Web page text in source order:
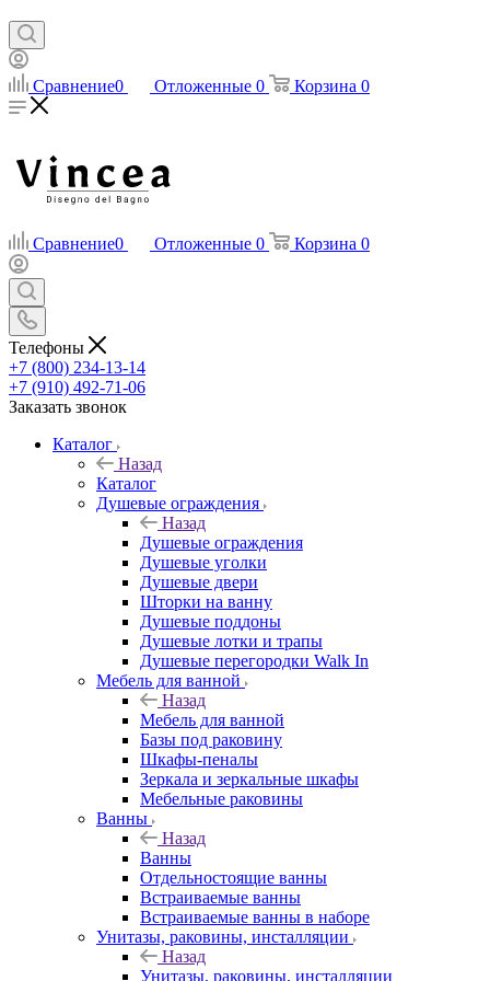
Сравнение0 Отложенные 0 Корзина 0
Сравнение0 Отложенные 0 Корзина 0
Телефоны
+7 (800) 234-13-14
+7 (910) 492-71-06
Заказать звонок
Каталог
Назад
Каталог
Душевые ограждения
Назад
Душевые ограждения
Душевые уголки
Душевые двери
Шторки на ванну
Душевые поддоны
Душевые лотки и трапы
Душевые перегородки Walk In
Мебель для ванной
Назад
Мебель для ванной
Базы под раковину
Шкафы-пеналы
Зеркала и зеркальные шкафы
Мебельные раковины
Ванны
Назад
Ванны
Отдельностоящие ванны
Встраиваемые ванны
Встраиваемые ванны в наборе
Унитазы, раковины, инсталляции
Назад
Унитазы, раковины, инсталляции